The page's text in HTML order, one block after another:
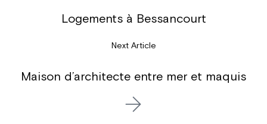
Logements à Bessancourt
Next Article
Maison d’architecte entre mer et maquis